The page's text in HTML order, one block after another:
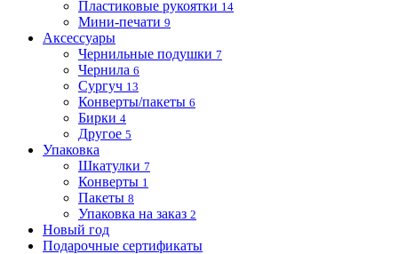
Пластиковые рукоятки 14
Мини-печати 9
Аксессуары
Чернильные подушки 7
Чернила 6
Сургуч 13
Конверты/пакеты 6
Бирки 4
Другое 5
Упаковка
Шкатулки 7
Конверты 1
Пакеты 8
Упаковка на заказ 2
Новый год
Подарочные сертификаты